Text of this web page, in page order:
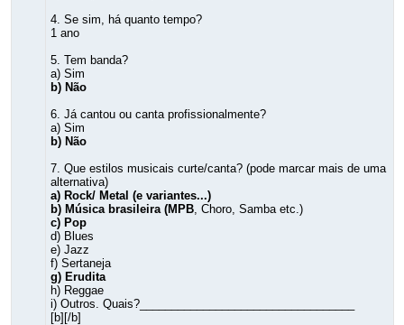
4. Se sim, há quanto tempo?
1 ano
5. Tem banda?
a) Sim
b) Não
6. Já cantou ou canta profissionalmente?
a) Sim
b) Não
7. Que estilos musicais curte/canta? (pode marcar mais de uma
alternativa)
a) Rock/ Metal (e variantes...)
b) Música brasileira (MPB, Choro, Samba etc.)
c) Pop
d) Blues
e) Jazz
f) Sertaneja
g) Erudita
h) Reggae
i) Outros. Quais?__________________________________
[b][/b]